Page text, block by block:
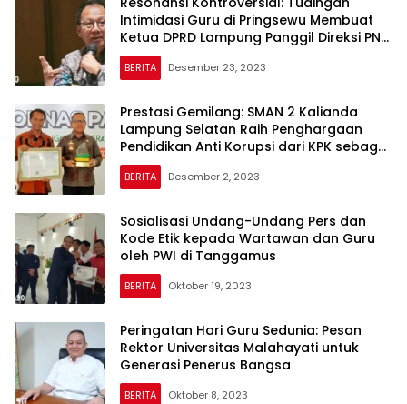
Intimidasi Guru di Pringsewu Membuat
Ketua DPRD Lampung Panggil Direksi PNM
Lampung untuk Evaluasi
BERITA Desember 23, 2023
Prestasi Gemilang: SMAN 2 Kalianda
Lampung Selatan Raih Penghargaan
Pendidikan Anti Korupsi dari KPK sebagai
Satu-Satunya di Indonesia
BERITA Desember 2, 2023
Sosialisasi Undang-Undang Pers dan
Kode Etik kepada Wartawan dan Guru
oleh PWI di Tanggamus
BERITA Oktober 19, 2023
Peringatan Hari Guru Sedunia: Pesan
Rektor Universitas Malahayati untuk
Generasi Penerus Bangsa
BERITA Oktober 8, 2023